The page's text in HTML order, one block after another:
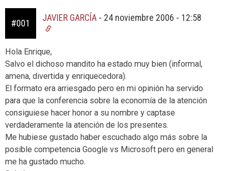
#001
JAVIER GARCÍA - 24 noviembre 2006 - 12:58
Hola Enrique,
Salvo el dichoso mandito ha estado muy bien (informal,
amena, divertida y enriquecedora).
El formato era arriesgado pero en mi opinión ha servido
para que la conferencia sobre la economía de la atención
consiguiese hacer honor a su nombre y captase
verdaderamente la atención de los presentes.
Me hubiese gustado haber escuchado algo más sobre la
posible competencia Google vs Microsoft pero en general
me ha gustado mucho.